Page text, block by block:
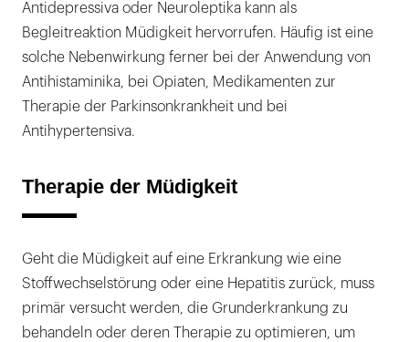
Antidepressiva oder Neuroleptika kann als
Begleitreaktion Müdigkeit hervorrufen. Häufig ist eine
solche Nebenwirkung ferner bei der Anwendung von
Antihistaminika, bei Opiaten, Medikamenten zur
Therapie der Parkinsonkrankheit und bei
Antihypertensiva.
Therapie der Müdigkeit
Geht die Müdigkeit auf eine Erkrankung wie eine
Stoffwechselstörung oder eine Hepatitis zurück, muss
primär versucht werden, die Grunderkrankung zu
behandeln oder deren Therapie zu optimieren, um